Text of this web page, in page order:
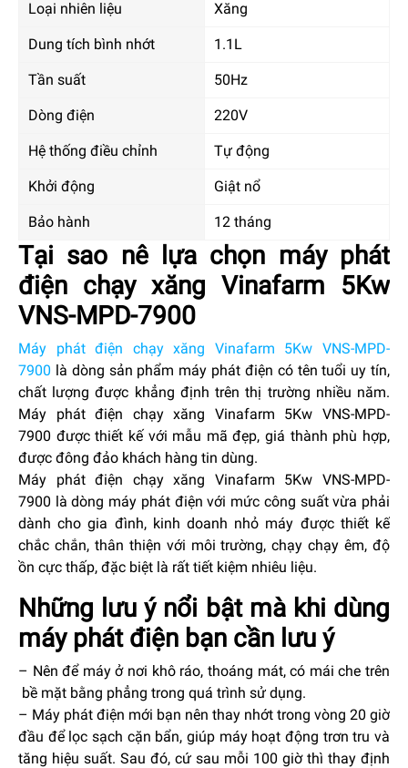
Loại nhiên liệu Xăng
Dung tích bình nhớt 1.1L
Tần suất 50Hz
Dòng điện 220V
Hệ thống điều chỉnh Tự động
Khởi động Giật nổ
Bảo hành 12 tháng
Tại sao nê lựa chọn máy phát
điện chạy xăng Vinafarm 5Kw
VNS-MPD-7900
Máy phát điện chạy xăng Vinafarm 5Kw VNS-MPD-
7900 là dòng sản phẩm máy phát điện có tên tuổi uy tín,
chất lượng được khẳng định trên thị trường nhiều năm.
Máy phát điện chạy xăng Vinafarm 5Kw VNS-MPD-
7900 được thiết kế với mẫu mã đẹp, giá thành phù hợp,
được đông đảo khách hàng tin dùng.
Máy phát điện chạy xăng Vinafarm 5Kw VNS-MPD-
7900 là dòng máy phát điện với mức công suất vừa phải
dành cho gia đình, kinh doanh nhỏ máy được thiết kế
chắc chắn, thân thiện với môi trường, chạy chạy êm, độ
ồn cực thấp, đặc biệt là rất tiết kiệm nhiêu liệu.
Những lưu ý nổi bật mà khi dùng
máy phát điện bạn cần lưu ý
– Nên để máy ở nơi khô ráo, thoáng mát, có mái che trên
bề mặt bằng phẳng trong quá trình sử dụng.
– Máy phát điện mới bạn nên thay nhớt trong vòng 20 giờ
đầu để lọc sạch cặn bẩn, giúp máy hoạt động trơn tru và
tăng hiệu suất. Sau đó, cứ sau mỗi 100 giờ thì thay định